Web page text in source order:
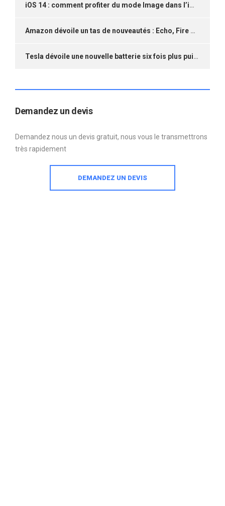
iOS 14 : comment profiter du mode Image dans l’image avec YouTube sans compte Premium ?
Amazon dévoile un tas de nouveautés : Echo, Fire TV, drone espion…
Tesla dévoile une nouvelle batterie six fois plus puissante
Demandez un devis
Demandez nous un devis gratuit, nous vous le transmettrons
très rapidement
DEMANDEZ UN DEVIS